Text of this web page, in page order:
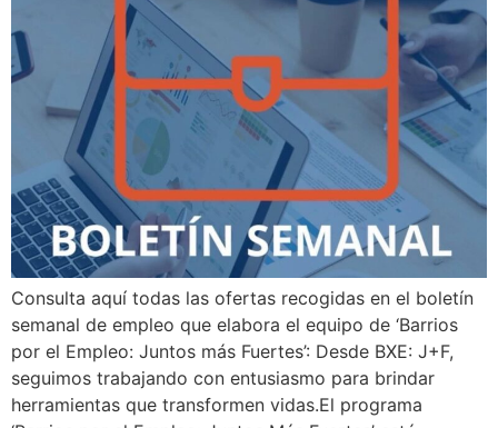
Consulta aquí todas las ofertas recogidas en el boletín
semanal de empleo que elabora el equipo de ‘Barrios
por el Empleo: Juntos más Fuertes’: Desde BXE: J+F,
seguimos trabajando con entusiasmo para brindar
herramientas que transformen vidas.El programa